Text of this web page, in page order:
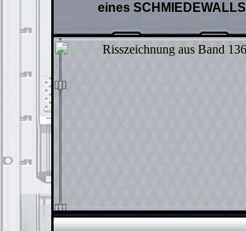
eines SCHMIEDEWALLS